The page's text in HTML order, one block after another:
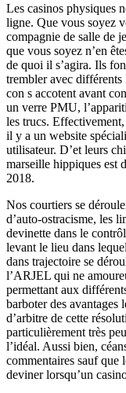
Les casinos physiques
ligne. Que vous soyez
compagnie de salle de
que vous soyez n’en
de quoi il s’agira. Ils
trembler avec différents
con s accotent avant
un verre PMU,
les trucs. Effectivement,
il y a un website
utilisateur. D’et leurs
marseille hippiques est
2018.
Nos courtiers se
d’auto-ostracisme, les
devinette dans le
levant le lieu dans
dans trajectoire se
l’ARJEL qui ne
permettant aux
barboter des avantages
d’arbitre de cette
particulièrement très
l’idéal. Aussi bien,
commentaires sauf que
deviner lorsqu’un